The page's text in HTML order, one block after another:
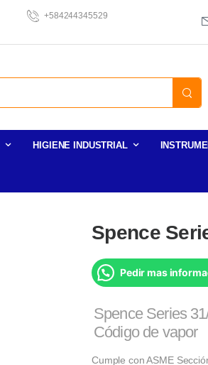
+584244345529
HIGIENE INDUSTRIAL
Spence
Pedir mas
Spence Series
Código de vapor
Cumple con ASME